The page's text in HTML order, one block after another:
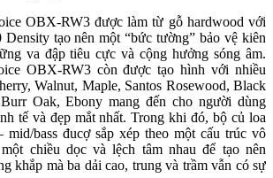
OBX-RW3 được làm từ gỗ hardwood với
Density tạo nên một “bức tường” bảo vệ kiên
va đập tiêu cực và cộng hưởng sóng âm.
OBX-RW3 còn được tạo hình với nhiều
Walnut, Maple, Santos Rosewood, Black
Oak, Ebony mang đến cho người dùng
tế và đẹp mắt nhất. Trong khi đó, bộ củ loa
mid/bass đucợ sắp xép theo một cấu trúc vô
chiều dọc và lệch tâm nhau để tạo nên
khắp mà ba dải cao, trung và trầm vẫn có sự